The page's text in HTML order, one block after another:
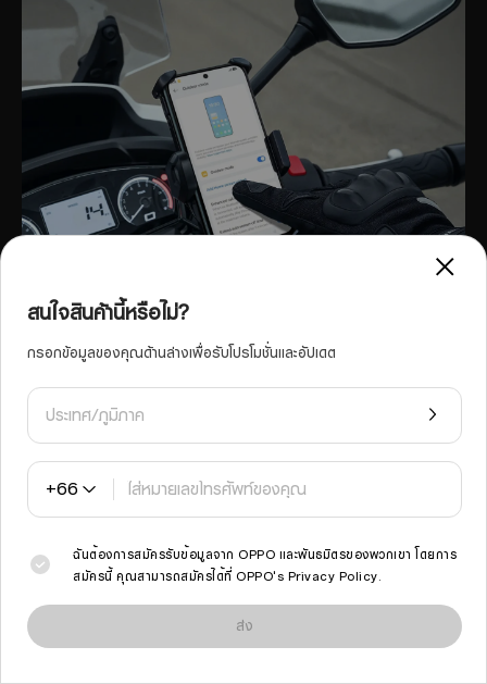
เราใช้คุกกี้และเทคโนโลยีที่คล้ายคลึงกันเพื่อให้ไซต์นี้ทำงานได้อย่างถูกต้องและเพื่อ
วิเคราะห์ปริมาณการใช้งานและปรับปรุงประสบการณ์การเรียกดูของคุณให้เหมาะสม
การเรียกดูไซต์นี้ต่อไปจะถือว่าคุณยอมรับการใช้งานคุกกี้ดังกล่าวอ่านเพิ่มเติม
สนใจสินค้านี้หรือไม่?
กรอกข้อมูลของคุณด้านล่างเพื่อรับโปรโมชั่นและอัปเดต
ประเทศ/ภูมิภาค
+66
ฉันต้องการสมัครรับข้อมูลจาก OPPO และพันธมิตรของพวกเขา โดยการ
สมัครนี้ คุณสามารถสมัครได้ที่ OPPO's Privacy Policy
ส่ง
กล้อง